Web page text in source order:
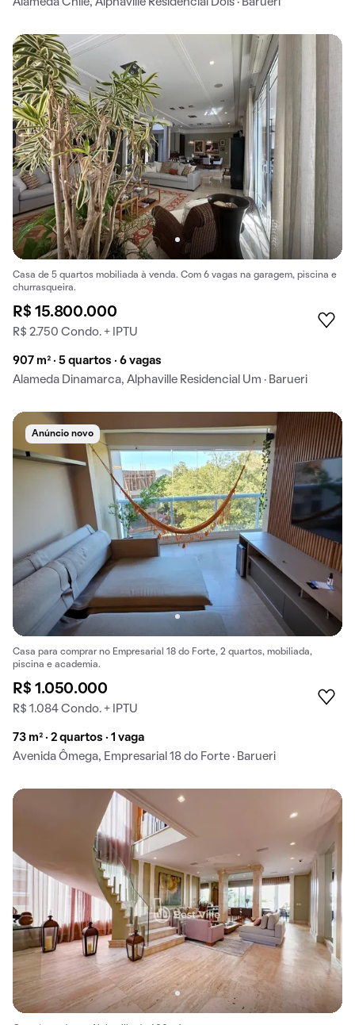
Alameda Chile, Alphaville Residencial Dois · Barueri
Casa de 5 quartos mobiliada à venda. Com 6 vagas na garagem, piscina e
churrasqueira.
R$ 15.800.000
R$ 2.750 Condo. + IPTU
907 m² · 5 quartos · 6 vagas
Alameda Dinamarca, Alphaville Residencial Um · Barueri
Anúncio novo
Casa para comprar no Empresarial 18 do Forte, 2 quartos, mobiliada,
piscina e academia.
R$ 1.050.000
R$ 1.084 Condo. + IPTU
73 m² · 2 quartos · 1 vaga
Avenida Ômega, Empresarial 18 do Forte · Barueri